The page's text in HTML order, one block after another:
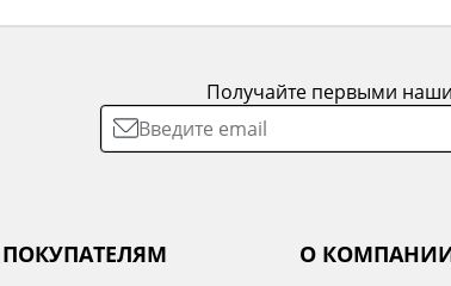
Получайте первыми
ПОКУПАТЕЛЯМ О